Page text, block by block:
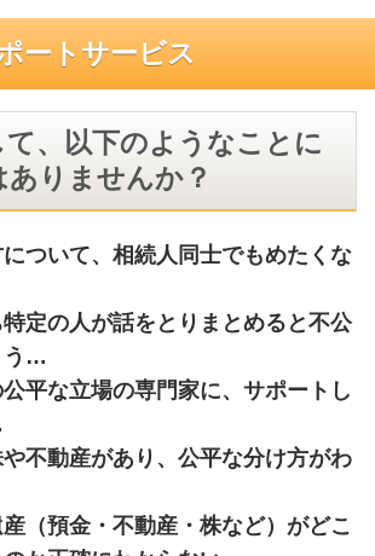
ートサービス
、以下のようなことに
ありませんか？
について、相続人同士でもめたくな
特定の人が話をとりまとめると不公
う…
公平な立場の専門家に、サポートし
や不動産があり、公平な分け方がわ
産（預金・不動産・株など）がどこ